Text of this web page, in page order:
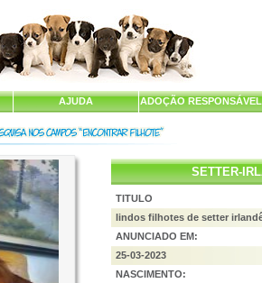
AJUDA ADOÇÃO RESPONSÁVEL
SETTER-
TITULO
lindos filhotes de setter
ANUNCIADO EM:
25-03-2023
NASCIMENTO: